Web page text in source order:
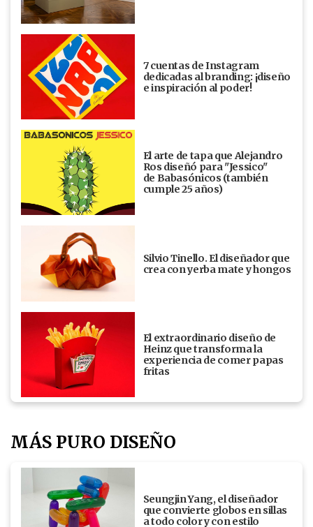
7 cuentas de Instagram
dedicadas al branding: ¡diseño
e inspiración al poder!
El arte de tapa que Alejandro
Ros diseñó para "Jessico"
de Babasónicos (también
cumple 25 años)
Silvio Tinello. El diseñador que
crea con yerba mate y hongos
El extraordinario diseño de
Heinz que transforma la
experiencia de comer papas
fritas
MÁS PURO DISEÑO
Seungjin Yang, el diseñador
que convierte globos en sillas
a todo color y con estilo